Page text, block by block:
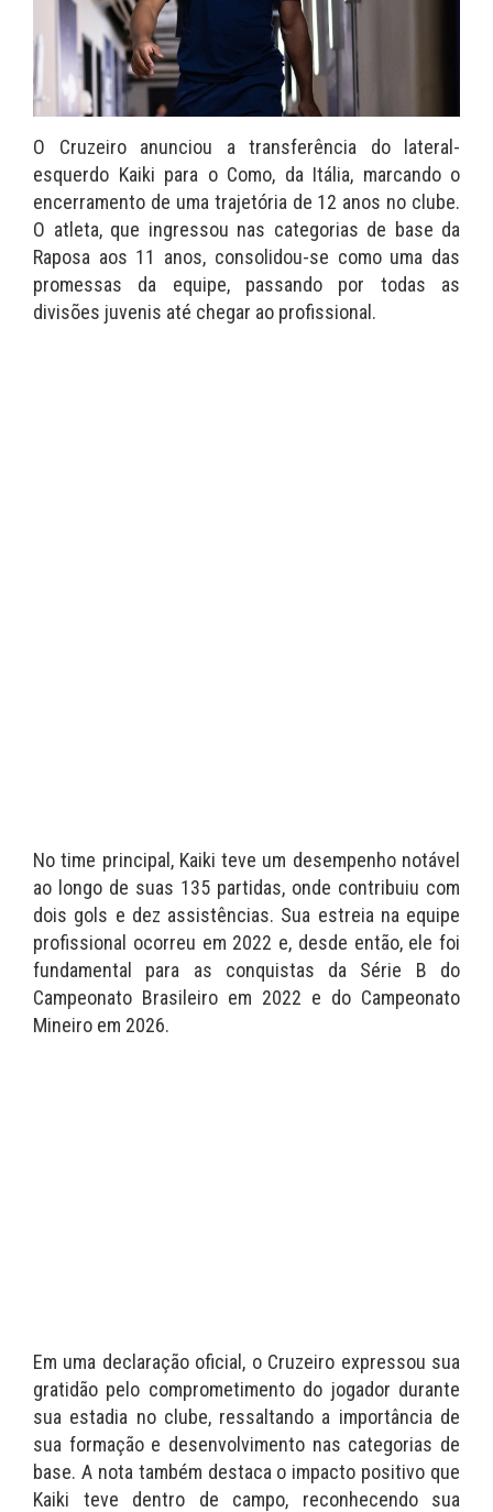
O Cruzeiro anunciou a transferência do lateral-
esquerdo Kaiki para o Como, da Itália, marcando o
encerramento de uma trajetória de 12 anos no clube.
O atleta, que ingressou nas categorias de base da
Raposa aos 11 anos, consolidou-se como uma das
promessas da equipe, passando por todas as
divisões juvenis até chegar ao profissional.
No time principal, Kaiki teve um desempenho notável
ao longo de suas 135 partidas, onde contribuiu com
dois gols e dez assistências. Sua estreia na equipe
profissional ocorreu em 2022 e, desde então, ele foi
fundamental para as conquistas da Série B do
Campeonato Brasileiro em 2022 e do Campeonato
Mineiro em 2026.
Em uma declaração oficial, o Cruzeiro expressou sua
gratidão pelo comprometimento do jogador durante
sua estadia no clube, ressaltando a importância de
sua formação e desenvolvimento nas categorias de
base. A nota também destaca o impacto positivo que
Kaiki teve dentro de campo, reconhecendo sua